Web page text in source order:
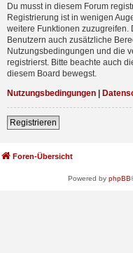
Du musst in diesem Forum
Registrierung ist in wenigen
weitere Funktionen zuzugreifen.
Benutzern auch zusätzliche
Nutzungsbedingungen und die
registrierst. Bitte beachte auch
diesem Board bewegst.
Nutzungsbedingungen |
Registrieren
Foren-Übersicht
Powered by phpBB